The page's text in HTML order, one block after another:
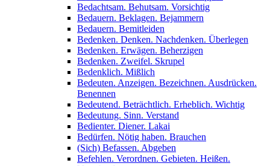
Bedachtsam. Behutsam. Vorsichtig
Bedauern. Beklagen. Bejammern
Bedauern. Bemitleiden
Bedenken. Denken. Nachdenken. Überlegen
Bedenken. Erwägen. Beherzigen
Bedenken. Zweifel. Skrupel
Bedenklich. Mißlich
Bedeuten. Anzeigen. Bezeichnen. Ausdrücken.
Benennen
Bedeutend. Beträchtlich. Erheblich. Wichtig
Bedeutung. Sinn. Verstand
Bedienter. Diener. Lakai
Bedürfen. Nötig haben. Brauchen
(Sich) Befassen. Abgeben
Befehlen. Verordnen. Gebieten. Heißen.